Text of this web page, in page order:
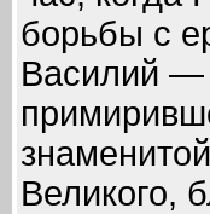
борьбы с
Василий —
Великого,